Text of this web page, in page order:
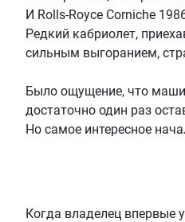
И Rolls-Royce Corniche
Редкий кабриолет,
сильным выгоранием,
Было ощущение, что
достаточно один раз
Но самое интересное
Когда владелец впервые